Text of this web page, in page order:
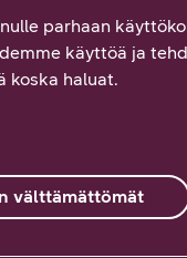
parhaan
käyttöä ja
koska haluat.
välttämättömät